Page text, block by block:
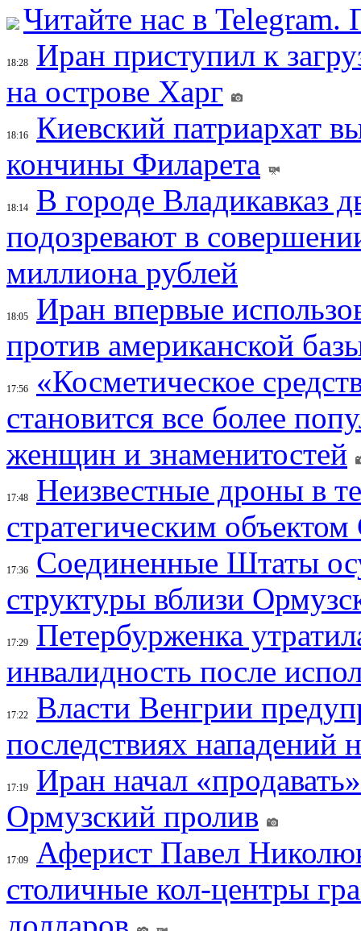
Читайте нас в
18:28
Иран приступил к
на острове Харг
18:16
Киевский патриархат
кончины Филарета
18:14
В городе Владикавказ
подозревают в
миллиона рублей
18:05
Иран впервые
против американской
17:56
«Косметическое
становится все более
женщин и знаменитостей
17:48
Неизвестные дроны в
стратегическим
17:36
Соединенные Штаты
структуры вблизи
17:29
Петербурженка
инвалидность после
17:22
Власти Венгрии
последствиях нападений
17:19
Иран начал
Ормузский пролив
17:09
Аферист Павел
столичные кол-центры